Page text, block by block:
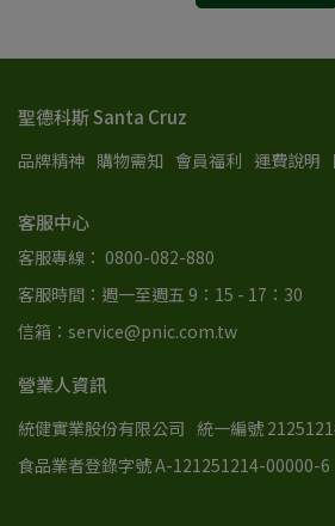
聖德科斯 Santa Cruz
品牌精神 購物需知 會員福利 運費說明
客服中心
客服專線： 0800-082-880
客服時間：週一至週五 9：15 - 17：30
信箱：service@pnic.com.tw
營業人資訊
統健實業股份有限公司 統一編號
食品業者登錄字號 A-121251214-00000-6